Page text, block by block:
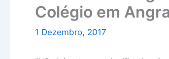
Colégio em
1 Dezembro, 2017